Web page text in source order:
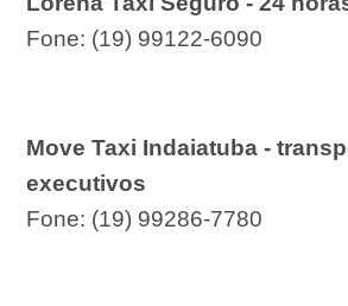
Fone: (19) 99122-6090
Move Taxi Indaiatuba -
executivos
Fone: (19) 99286-7780